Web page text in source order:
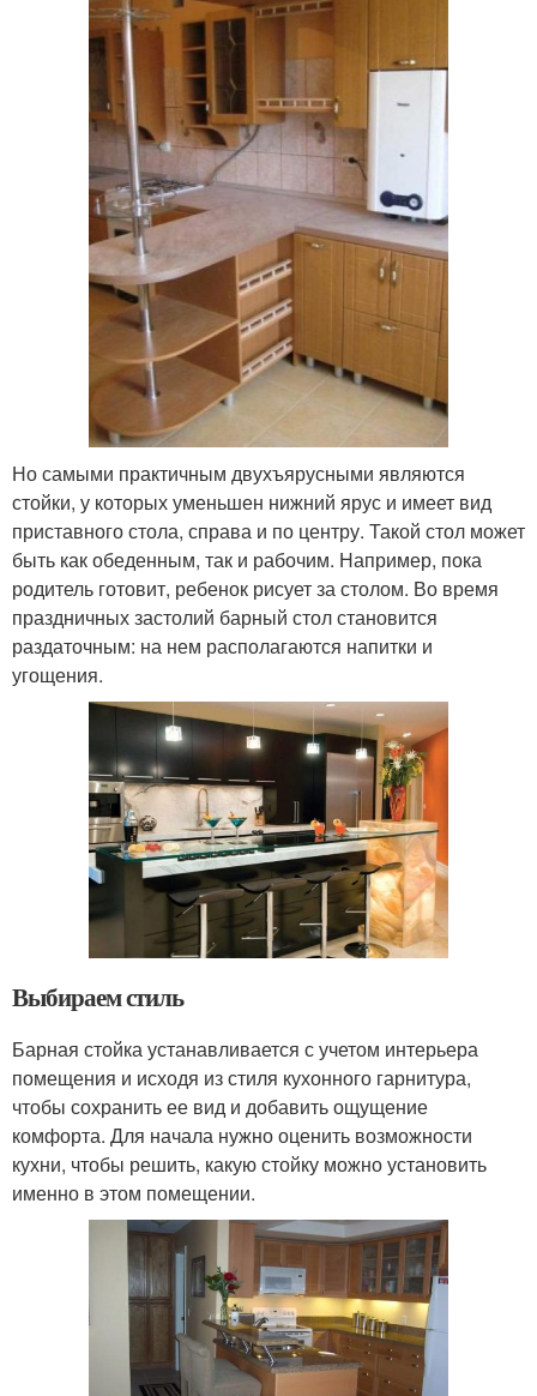
Но самыми практичным двухъярусными являются
стойки, у которых уменьшен нижний ярус и имеет вид
приставного стола, справа и по центру. Такой стол может
быть как обеденным, так и рабочим. Например, пока
родитель готовит, ребенок рисует за столом. Во время
праздничных застолий барный стол становится
раздаточным: на нем располагаются напитки и
угощения.
Выбираем стиль
Барная стойка устанавливается с учетом интерьера
помещения и исходя из стиля кухонного гарнитура,
чтобы сохранить ее вид и добавить ощущение
комфорта. Для начала нужно оценить возможности
кухни, чтобы решить, какую стойку можно установить
именно в этом помещении.